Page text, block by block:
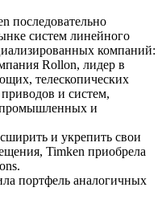
последовательно
систем линейного
компаний:
Rollon, лидер в
телескопических
и систем,
промышленных и
и укрепить свои
Timken приобрела
портфель аналогичных